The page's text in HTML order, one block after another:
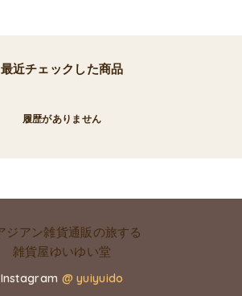
最近チェックした商品
履歴がありません
Instagram @ yuiyuido